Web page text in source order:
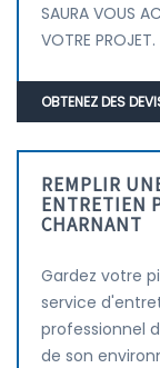
SAURA VOUS
VOTRE PROJET.
OBTENEZ DES
REMPLIR
ENTRETIEN
CHARNANT
Gardez votre
service
professionnel
de son